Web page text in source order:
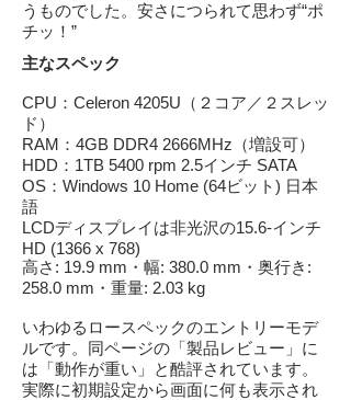
うものでした。安さにつられて思わず“ポ
チッ！”
主なスペック
CPU：Celeron 4205U（２コア／２スレッ
ド）
RAM：4GB DDR4 2666MHz（増設可）
HDD：1TB 5400 rpm 2.5インチ SATA
OS：Windows 10 Home (64ビット) 日本
語
LCDディスプレイは非光沢の15.6-インチ
HD (1366 x 768)
高さ: 19.9 mm・幅: 380.0 mm・奥行き:
258.0 mm・重量: 2.03 kg
いわゆるロースペックのエントリーモデ
ルです。同ページの「製品レビュー」に
は「動作が重い」と酷評されています。
実際に初期設定から画面に何も表示され